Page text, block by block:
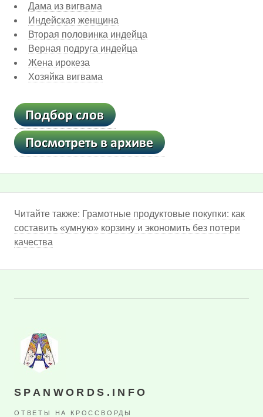
Дама из вигвама
Индейская женщина
Вторая половинка индейца
Верная подруга индейца
Жена ирокеза
Хозяйка вигвама
Читайте также: Грамотные продуктовые покупки: как
составить «умную» корзину и экономить без потери
качества
SPANWORDS.INFO
ОТВЕТЫ НА КРОССВОРДЫ